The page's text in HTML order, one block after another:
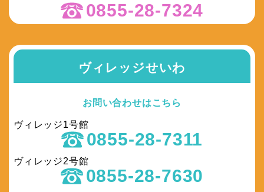
0855-28-7324
ヴィレッジせいわ
お問い合わせはこちら
ヴィレッジ1号館
0855-28-7311
ヴィレッジ2号館
0855-28-7630